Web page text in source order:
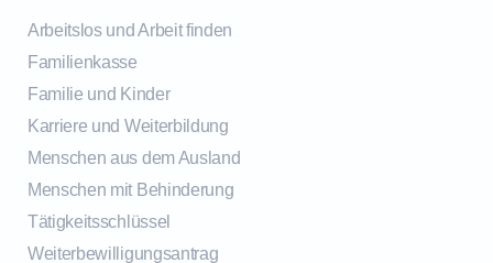
Arbeitslos und Arbeit finden
Familienkasse
Familie und Kinder
Karriere und Weiterbildung
Menschen aus dem Ausland
Menschen mit Behinderung
Tätigkeitsschlüssel
Weiterbewilligungsantrag